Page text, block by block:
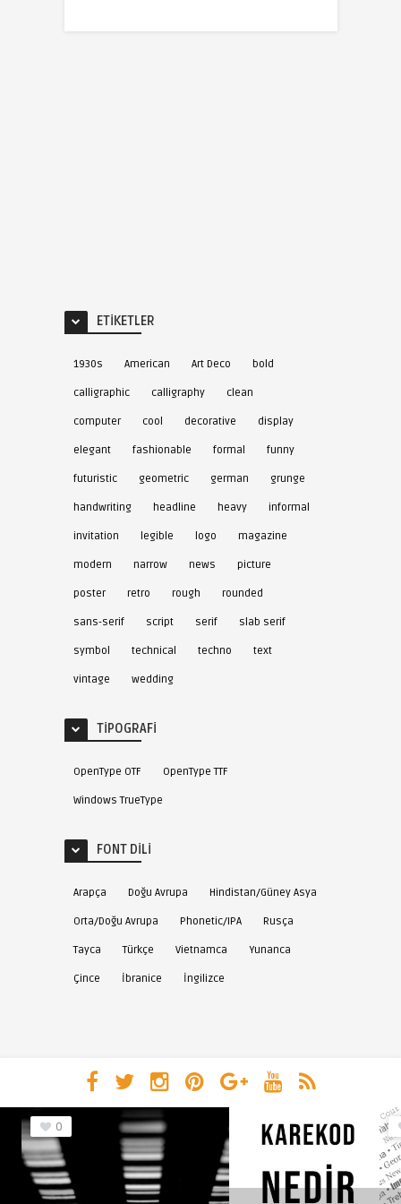
ETIKETLER
1930s American Art Deco bold
calligraphic calligraphy clean
computer cool decorative display
elegant fashionable formal funny
futuristic geometric german grunge
handwriting headline heavy informal
invitation legible logo magazine
modern narrow news picture
poster retro rough rounded
sans-serif script serif slab serif
symbol technical techno text
vintage wedding
TIPOGRAFI
OpenType OTF OpenType TTF
Windows TrueType
FONT DILI
Arapça Doğu Avrupa Hindistan/Güney Asya
Orta/Doğu Avrupa Phonetic/IPA Rusça
Tayca Türkçe Vietnamca Yunanca
Çince İbranice İngilizce
0